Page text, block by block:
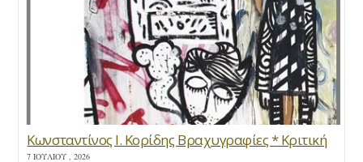
Κωνσταντίνος Ι. Κορίδης Βραχυγραφίες * Κριτική
7 ΙΟΥΛΊΟΥ , 2026